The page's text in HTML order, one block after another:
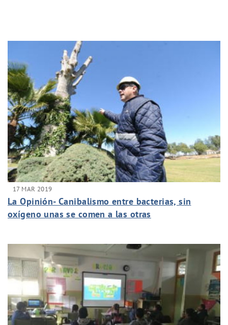
17 MAR 2019
La Opinión- Canibalismo entre bacterias, sin
oxígeno unas se comen a las otras